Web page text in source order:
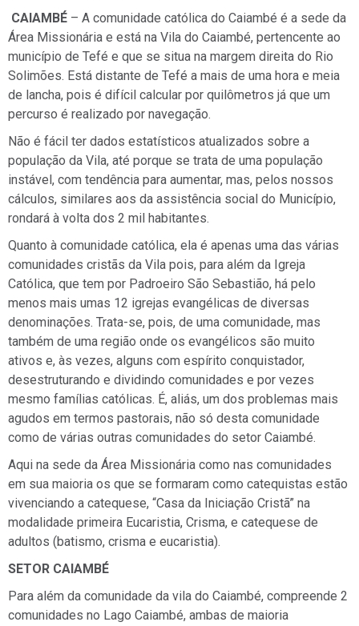
CAIAMBÉ – A comunidade católica do Caiambé é a sede da
Área Missionária e está na Vila do Caiambé, pertencente ao
município de Tefé e que se situa na margem direita do Rio
Solimões. Está distante de Tefé a mais de uma hora e meia
de lancha, pois é difícil calcular por quilômetros já que um
percurso é realizado por navegação.
Não é fácil ter dados estatísticos atualizados sobre a
população da Vila, até porque se trata de uma população
instável, com tendência para aumentar, mas, pelos nossos
cálculos, similares aos da assistência social do Município,
rondará à volta dos 2 mil habitantes.
Quanto à comunidade católica, ela é apenas uma das várias
comunidades cristãs da Vila pois, para além da Igreja
Católica, que tem por Padroeiro São Sebastião, há pelo
menos mais umas 12 igrejas evangélicas de diversas
denominações. Trata-se, pois, de uma comunidade, mas
também de uma região onde os evangélicos são muito
ativos e, às vezes, alguns com espírito conquistador,
desestruturando e dividindo comunidades e por vezes
mesmo famílias católicas. É, aliás, um dos problemas mais
agudos em termos pastorais, não só desta comunidade
como de várias outras comunidades do setor Caiambé.
Aqui na sede da Área Missionária como nas comunidades
em sua maioria os que se formaram como catequistas estão
vivenciando a catequese, “Casa da Iniciação Cristã” na
modalidade primeira Eucaristia, Crisma, e catequese de
adultos (batismo, crisma e eucaristia).
SETOR CAIAMBÉ
Para além da comunidade da vila do Caiambé, compreende 2
comunidades no Lago Caiambé, ambas de maioria